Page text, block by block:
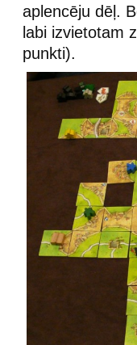
aplencēju dēļ.
labi izvietotam
punkti).